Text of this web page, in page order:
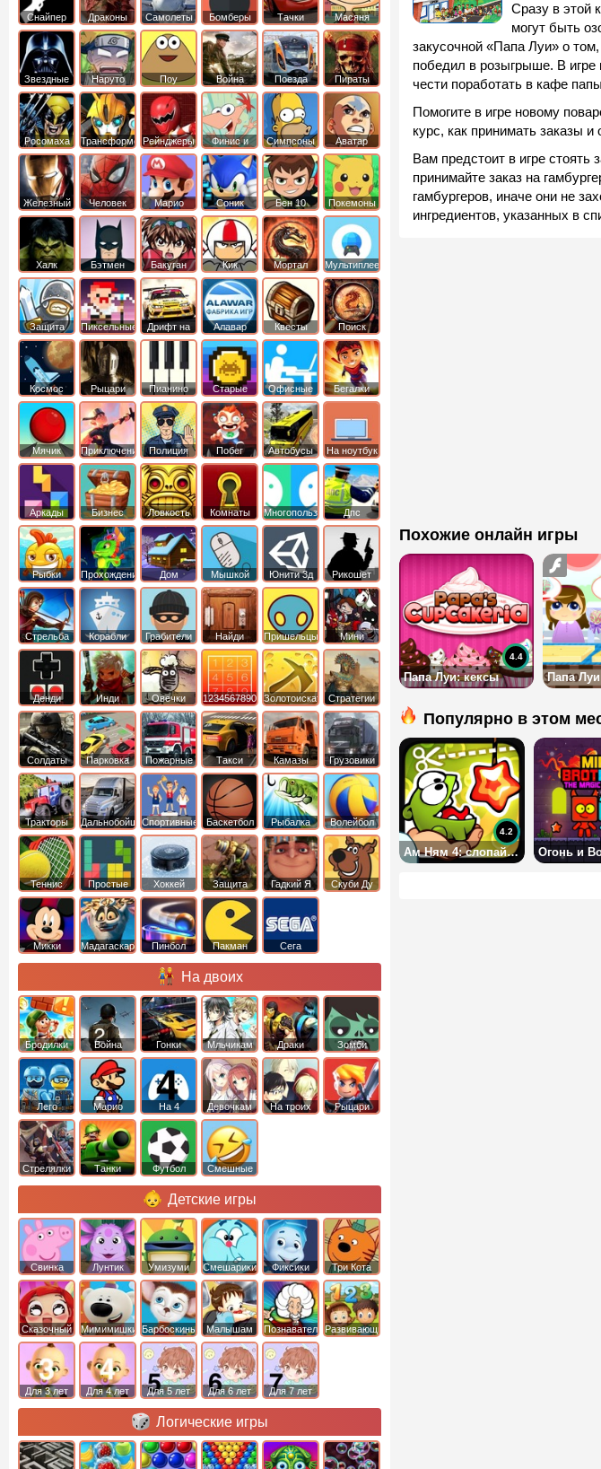
Сразу в этой
могут быть
закусочной «Папа Луи» о
победил в розыгрыше. В игре
чести поработать в кафе
Помогите в игре новому
курс, как принимать заказы
Вам предстоит в игре стоять
принимайте заказ на
гамбургеров, иначе они не
ингредиентов, указанных в
Похожие онлайн игры
Папа Луи: кексы
4.4
Папа
Популярно в этом
Ам Ням 4: слопай леденец
4.2
Снайпер Драконы Самолеты Бомберы Тачки Масяня
Звездные
войны
Наруто Поу Война Поезда
Пираты
Карибского
Моря
Росомаха ТрансформерыРейнджеры
Самураи
Финис и
Ферб
Симпсоны
Аватар
легенда об
Аанге
Железный
человек
Человек
Паук
Марио Соник Бен 10 Покемоны
Халк Бэтмен Бакуган
Кик
Бутовский
Мортал
комбат
Мультиплеер
Защита
королевства
Пиксельные
Дрифт на
машинах
Алавар Квесты
Поиск
предметов
Космос Рыцари Пианино Старые Офисные Бегалки
Мячик Приключения Полиция Побег Автобусы На ноутбук
Аркады
Бизнес
симуляторы
Ловкость Комнаты Многопользовательские
Дпс
Рыбки Прохождение Дом Мышкой Юнити 3д Рикошет
Cтрельба
из лука
Корабли Грабители
Найди
выход
Пришельцы Мини
Денди Инди
Овечки
идут домой
1234567890 ЗолотоискательСтратегии
Солдаты
Парковка
машин
Пожарные
машины
Такси Камазы Грузовики
Тракторы ДальнобойщикиСпортивные Баскетбол Рыбалка Волейбол
Теннис Простые Хоккей
Защита
башни
Гадкий Я Скуби Ду
Микки
Мадагаскар Пинбол Пакман Сега
На двоих
Бродилки Война Гонки Мльчикам Драки Зомби
Лего Марио На 4 Девочкам На троих Рыцари
Стрелялки Танки Футбол Смешные
Детские игры
Свинка
Пеппа
Лунтик Умизуми Смешарики Фиксики Три Кота
Сказочный
патруль
Мимимишки Барбоскины Малышам ПознавательныеРазвивающие
Для 3 лет Для 4 лет Для 5 лет Для 6 лет Для 7 лет
Логические игры